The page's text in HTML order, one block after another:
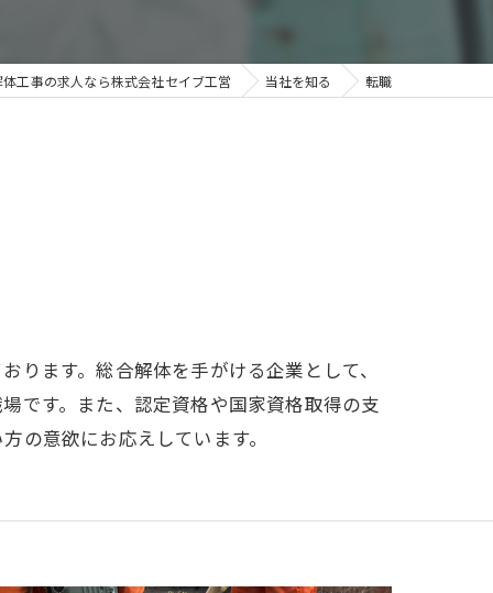
工事の求人なら株式会社セイブ工営 当社を知る 転職
ます。総合解体を手がける企業として、
です。また、認定資格や国家資格取得の支
の意欲にお応えしています。